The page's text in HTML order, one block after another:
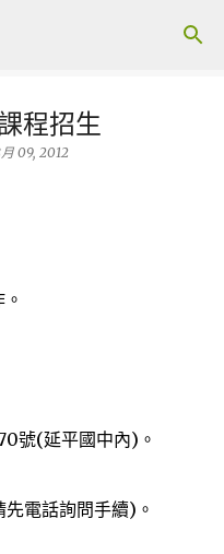
容
程招生
09, 2012
號(延平國中內)。
電話詢問手續)。